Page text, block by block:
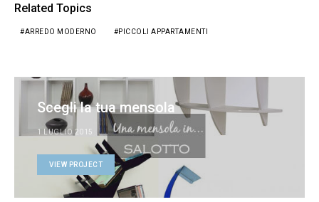
Related Topics
ARREDO MODERNO PICCOLI APPARTAMENTI
Scegli la tua mensola
1 LUGLIO 2015
VIEW PROJECT